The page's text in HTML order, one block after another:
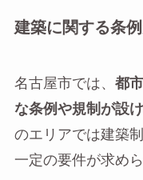
建築に関する条
名古屋市では、 都
な条例や規制が設
のエリアでは建築
一定の要件が求め